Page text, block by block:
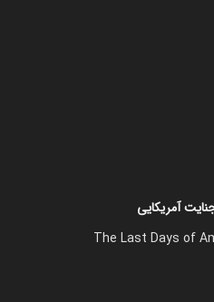
آمریکایی
The Last Days of